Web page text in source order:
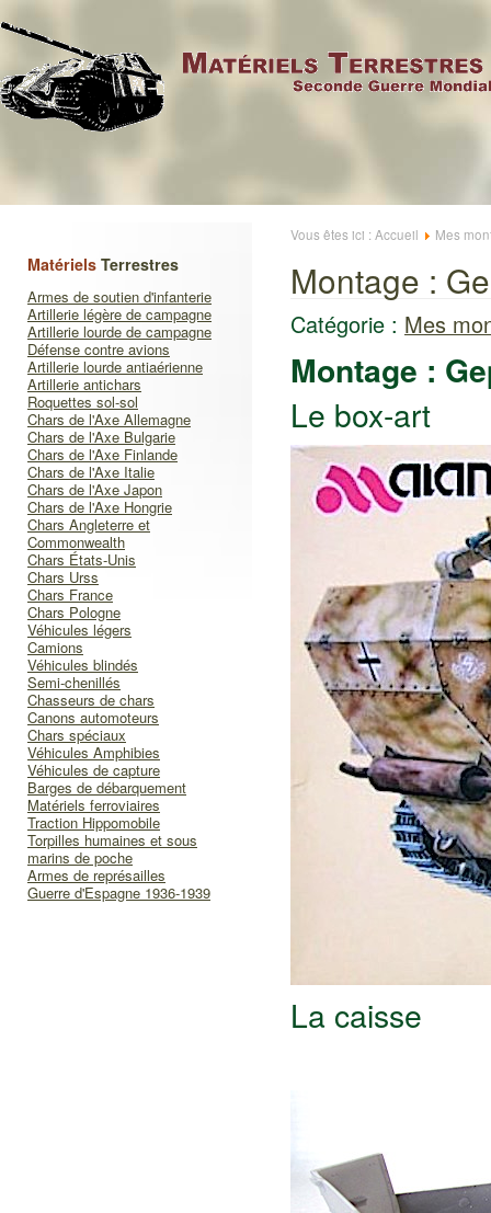
Matériels Terrestres
Armes de soutien d'infanterie
Artillerie légère de campagne
Artillerie lourde de campagne
Défense contre avions
Artillerie lourde antiaérienne
Artillerie antichars
Roquettes sol-sol
Chars de l'Axe Allemagne
Chars de l'Axe Bulgarie
Chars de l'Axe Finlande
Chars de l'Axe Italie
Chars de l'Axe Japon
Chars de l'Axe Hongrie
Chars Angleterre et
Commonwealth
Chars États-Unis
Chars Urss
Chars France
Chars Pologne
Véhicules légers
Camions
Véhicules blindés
Semi-chenillés
Chasseurs de chars
Canons automoteurs
Chars spéciaux
Véhicules Amphibies
Véhicules de capture
Barges de débarquement
Matériels ferroviaires
Traction Hippomobile
Torpilles humaines et sous
marins de poche
Armes de représailles
Guerre d'Espagne 1936-1939
Vous êtes ici : Accueil Mes
Montage :
Catégorie : Mes
Montage :
Le box-art
La caisse